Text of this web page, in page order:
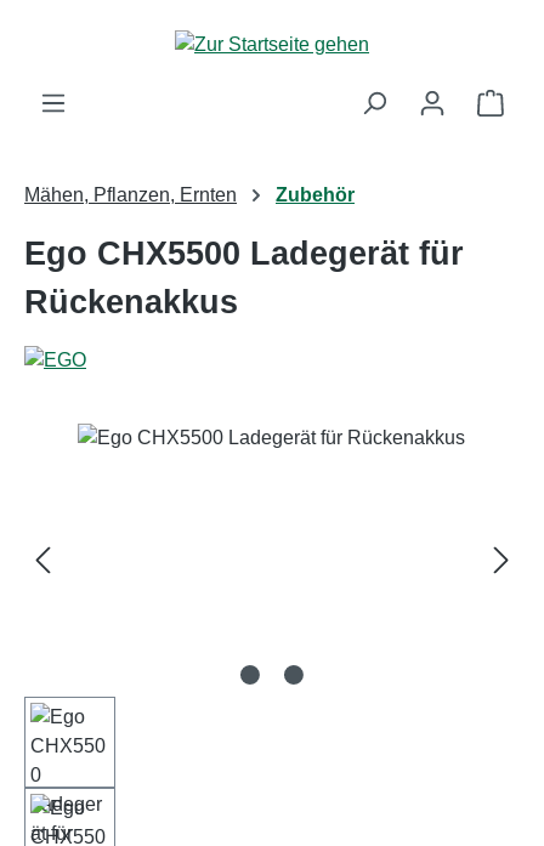
Zum Hauptinhalt springen
Mähen, Pflanzen, Ernten Zubehör
Ego CHX5500 Ladegerät für
Rückenakkus